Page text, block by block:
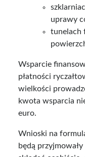
uprawy
tunelach
Wsparcie
płatności
wielkości
kwota wsparcia
euro.
Wnioski na
będą